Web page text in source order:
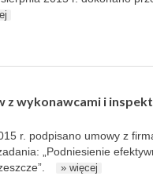
z wykonawcami i
r. podpisano umowy z
„Podniesienie
» więcej